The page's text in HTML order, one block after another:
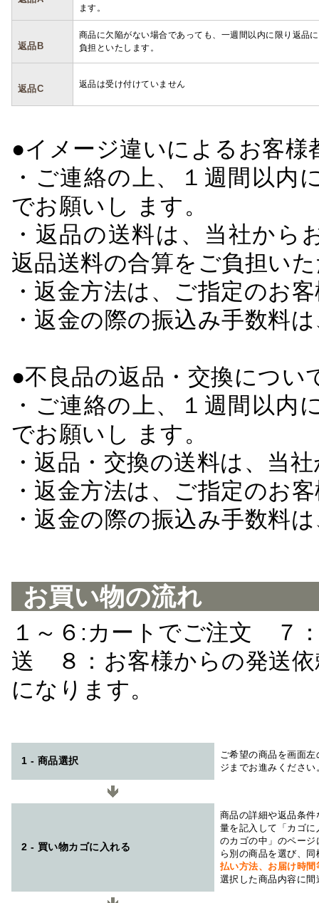
ます。
返品B
商品に欠陥がない場合であっても、一週間以内に限り返品
負担といたします。
返品C 返品は受け付けていません
●イメージ違いによるお客
・ご連絡の上、１週間以
でお願いし ます。
・返品の送料は、当社か
返品送料の合算をご負担い
・返金方法は、ご指定のお
・返金の際の振込み手数料
●不良品の返品・交換につい
・ご連絡の上、１週間以
でお願いし ます。
・返品・交換の送料は、当
・返金方法は、ご指定のお
・返金の際の振込み手数料
お買い物の流れ
１～６:カートでご注文 ７
送 ８：お客様からの発送
になります。
1 - 商品選択
ご希望の商品を画面
ジまでお進みください
2 - 買い物カゴに入れる
商品の詳細や返品条
量を記入して「カゴ
のカゴの中」のペー
ら別の商品を選び、
払い方法、お届け時
選択した商品内容に